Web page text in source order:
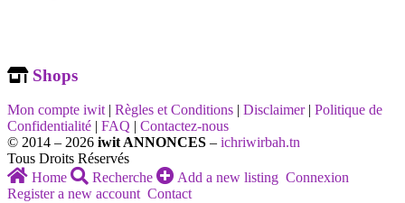
Shops
Mon compte iwit | Règles et Conditions | Disclaimer | Politique de
Confidentialité | FAQ | Contactez-nous
© 2014 – 2026 iwit ANNONCES – ichriwirbah.tn
Tous Droits Réservés
Home
Recherche Add a new listing Connexion
Register a new account Contact